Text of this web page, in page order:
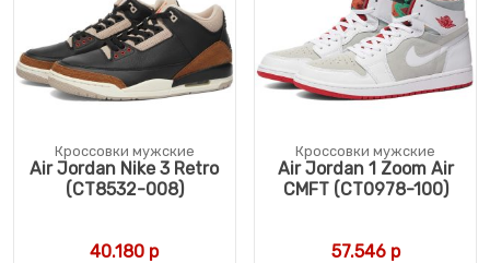
Кроссовки мужские
Air Jordan Nike 3 Retro
(CT8532-008)
40.180 р
Кроссовки мужские
Air Jordan 1 Zoom Air
CMFT (CT0978-100)
57.546р